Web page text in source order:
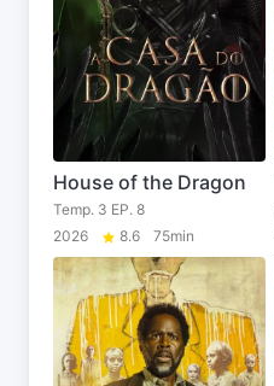
House of the Dragon
Temp. 3 EP. 8
2026
8.6 75min